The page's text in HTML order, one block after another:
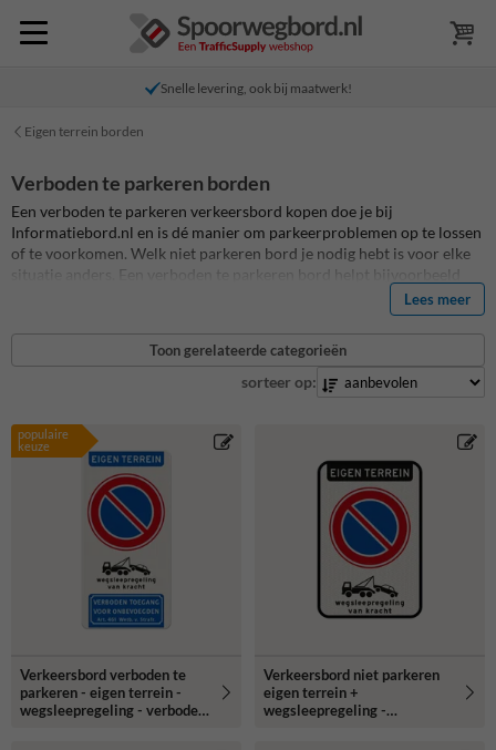
Snelle levering, ook bij maatwerk!
Eigen terrein borden
Verboden te parkeren borden
Een verboden te parkeren verkeersbord kopen doe je bij
Informatiebord.nl en is dé manier om parkeerproblemen op te lossen
of te voorkomen. Welk niet parkeren bord je nodig hebt is voor elke
situatie anders. Een verboden te parkeren bord helpt bijvoorbeeld
om foutparkeerders te voorkomen, maar een gepersonaliseerd
parkeerverbodsbord zorgt ook voor duidelijkheid bij bewoners en
bezoekers. Je kunt een standaard niet parkeren bord kopen voor
jouw prive parkeerplaats, maar je kunt ook zelf jouw eigen terrein
bord met verboden te parkeren ontwerpen en personaliseren. Kies
Alle niet parkeren verkeersborden op Informatiebord.nl zijn van de
hoogste kwaliteit en standaard voorzien van retro-reflecterende folie.
De levensduur op alle parkeerborden is daardoor tenminste 15 jaar
en daarmee van de hoogste kwaliteit van Nederland!
Lees meer
Toon gerelateerde categorieën
sorteer op:
populaire
keuze
Verkeersbord verboden te
parkeren - eigen terrein -
wegsleepregeling - verboden
Verkeersbord niet parkeren
eigen terrein +
wegsleepregeling -